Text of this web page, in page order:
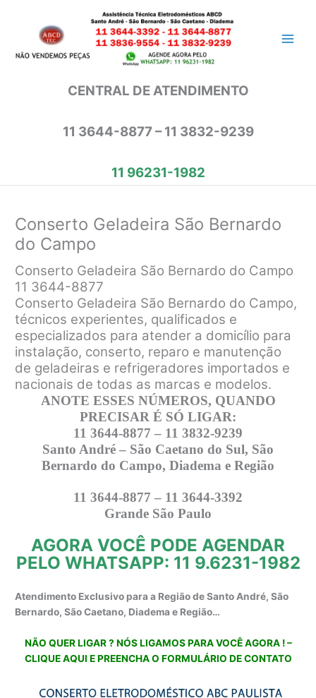
conteúdo
CENTRAL DE ATENDIMENTO
11 3644-8877 – 11 3832-9239
11 96231-1982
Conserto Geladeira São Bernardo
do Campo
Conserto Geladeira São Bernardo do Campo
11 3644-8877
Conserto Geladeira São Bernardo do Campo,
técnicos experientes, qualificados e
especializados para atender a domicílio para
instalação, conserto, reparo e manutenção
de geladeiras e refrigeradores importados e
nacionais de todas as marcas e modelos.
ANOTE ESSES NÚMEROS, QUANDO
PRECISAR É SÓ LIGAR:
11 3644-8877 – 11 3832-9239
Santo André – São Caetano do Sul, São
Bernardo do Campo, Diadema e Região
11 3644-8877 – 11 3644-3392
Grande São Paulo
AGORA VOCÊ PODE AGENDAR
PELO WHATSAPP: 11 9.6231-1982
Atendimento Exclusivo para a Região de Santo André, São
Bernardo, São Caetano, Diadema e Região…
NÃO QUER LIGAR ? NÓS LIGAMOS PARA VOCÊ AGORA ! –
CLIQUE AQUI E PREENCHA O FORMULÁRIO DE CONTATO